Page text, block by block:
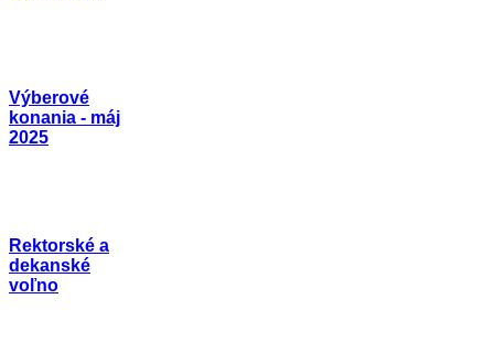
Výberové
konania - máj
2025
Rektorské a
dekanské
voľno